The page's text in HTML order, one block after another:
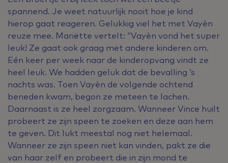
spannend. Je weet natuurlijk nooit hoe je kind
hierop gaat reageren. Gelukkig viel het met Vayèn
reuze mee. Mariëtte vertelt: “Vayèn vond het super
leuk! Ze gaat ook graag met andere kinderen om.
Eén keer per week naar de kinderopvang vindt ze
heel leuk. We hadden geluk dat de bevalling ’s
nachts was. Toen Vayèn de volgende ochtend
beneden kwam, begon ze meteen te lachen.
Daarnaast is ze heel zorgzaam. Wanneer Vince huilt
probeert ze zijn speen te zoeken en deze aan hem
te geven. Dit lukt meestal nog niet helemaal.
Wanneer ze zijn speen niet kan vinden, pakt ze die
van haar zelf en probeert die in zijn mond te